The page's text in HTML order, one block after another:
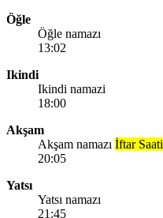
Öğle
Öğle namazı
13:02
Ikindi
Ikindi namazi
18:00
Akşam
Akşam namazı İftar Saati
20:05
Yatsı
Yatsı namazı
21:45